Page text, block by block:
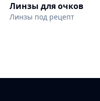
Линзы для очков
Линзы под рецепт